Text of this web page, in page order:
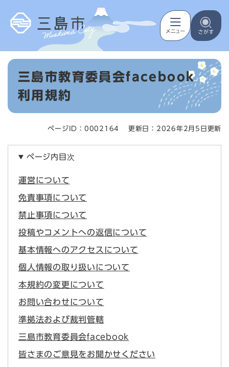
メニューを飛ばして本文へ
本
三島市教育委員会facebook
利用規約
ページID：0002164 更新日：2026年2月5日更新
ページ内目次
運営について
免責事項について
禁止事項について
投稿やコメントへの返信について
基本情報へのアクセスについて
個人情報の取り扱いについて
本規約の変更について
お問い合わせについて
準拠法および裁判管轄
三島市教育委員会facebook
皆さまのご意見をお聞かせください